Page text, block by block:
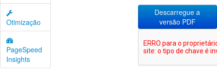
Otimização
PageSpeed
Insights
Descarregue a
versão PDF